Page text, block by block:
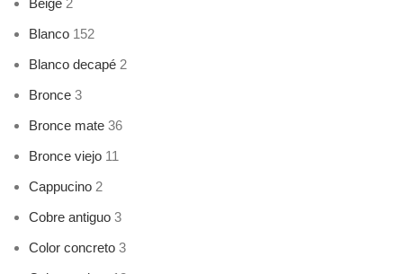
Beige 2
Blanco 152
Blanco decapé 2
Bronce 3
Bronce mate 36
Bronce viejo 11
Cappucino 2
Cobre antiguo 3
Color concreto 3